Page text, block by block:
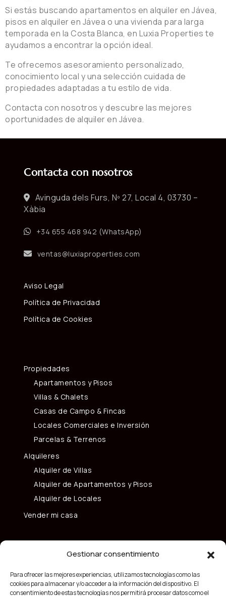
Gestionar consentimiento
Para ofrecer las mejores experiencias, utilizamos tecnologías como las
cookies para almacenar y/o acceder a la información del dispositivo. El
consentimiento de estas tecnologías nos permitirá procesar datos como el
Si estás buscando apartamentos en alquiler en Jávea,
pisos en alquiler en Jávea o una vivienda para larga
temporada en la Costa Blanca, en Luxia Properties te
ayudamos a encontrar la opción ideal.
Te ofrecemos asesoramiento personalizado,
conocimiento local y una selección cuidada de
propiedades adaptadas a tu estilo de vida.
Contacta con nosotros y descubre las mejores
oportunidades de alquiler en Jávea.
Contacta con nosotros
Avinguda dels Furs, Nº 27, Local 4, 03730 –
Xàbia
+34 655 468 942 (WhatsApp)
ventas@luxiaproperties.com
Aviso Legal
Política de Privacidad
Política de Cookies
Propiedades
Apartamentos y Pisos
Villas & Chalets
Casas de Campo & Fincas
Locales Comerciales e Inversión
Parcelas & Terrenos
Alquileres
Alquiler de Villas
Alquiler de Apartamentos y Pisos
Alquiler de Locales
Vender mi casa